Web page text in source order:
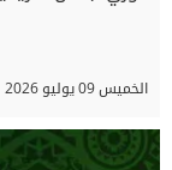
الخميس 09 يوليو 2026 | 09:26 مساءً